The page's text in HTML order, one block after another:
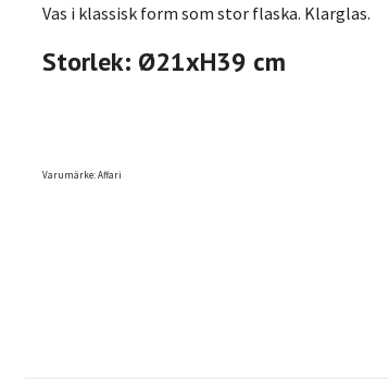
Vas i klassisk form som stor flaska. Klarglas.
Storlek: Ø21xH39 cm
Varumärke: Affari